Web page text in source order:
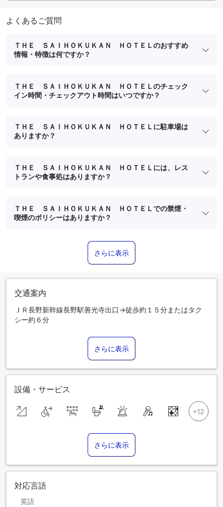
よくあるご質問
ＴＨＥ ＳＡＩＨＯＫＵＫＡＮ ＨＯＴＥＬのおすすめ
情報・特徴は何ですか？
ＴＨＥ ＳＡＩＨＯＫＵＫＡＮ ＨＯＴＥＬのチェック
イン時間・チェックアウト時間はいつですか？
ＴＨＥ ＳＡＩＨＯＫＵＫＡＮ ＨＯＴＥＬに駐車場は
ありますか？
ＴＨＥ ＳＡＩＨＯＫＵＫＡＮ ＨＯＴＥＬには、レス
トランや食事処はありますか？
ＴＨＥ ＳＡＩＨＯＫＵＫＡＮ ＨＯＴＥＬでの禁煙・
喫煙のポリシーはありますか？
さらに表示
交通案内
ＪＲ長野新幹線長野駅善光寺出口→徒歩約１５分またはタク
シー約６分
さらに表示
設備・サービス
さらに表示
対応言語
英語